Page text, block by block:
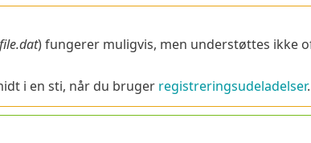
) fungerer muligvis, men understøttes ikke
i en sti, når du bruger registreringsudeladelser.